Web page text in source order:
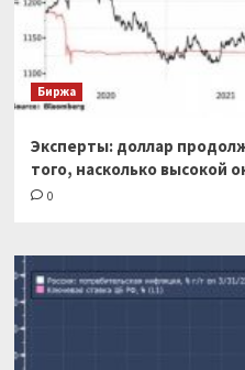
Биржа
Эксперты: доллар
того, насколько высокой
0